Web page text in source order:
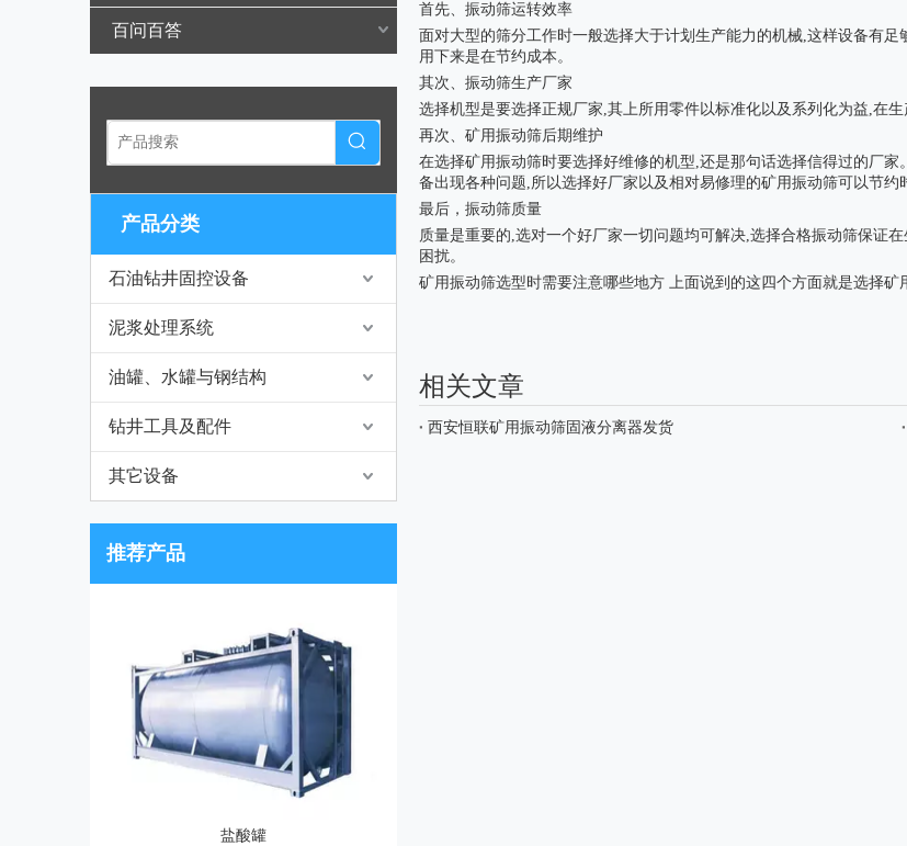
百问百答
产品分类
石油钻井固控设备
泥浆处理系统
油罐、水罐与钢结构
钻井工具及配件
其它设备
推荐产品
盐酸罐
首先、振动筛运转效率
面对大型的筛分工作时一般选择大于计划生产能力的机械,这样设备有
用下来是在节约成本。
其次、振动筛生产厂家
选择机型是要选择正规厂家,其上所用零件以标准化以及系列化为益,在
再次、矿用振动筛后期维护
在选择矿用振动筛时要选择好维修的机型,还是那句话选择信得过的厂
备出现各种问题,所以选择好厂家以及相对易修理的矿用振动筛可以节约
最后，振动筛质量
质量是重要的,选对一个好厂家一切问题均可解决,选择合格振动筛保证
困扰。
矿用振动筛选型时需要注意哪些地方 上面说到的这四个方面就是选择
相关文章
西安恒联矿用振动筛固液分离器发货